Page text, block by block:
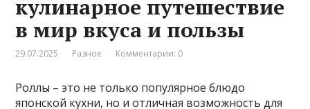
кулинарное путешествие
в мир вкуса и пользы
29.07.2025 Разное Комментарии: 0
Роллы – это не только популярное блюдо
японской кухни, но и отличная возможность для